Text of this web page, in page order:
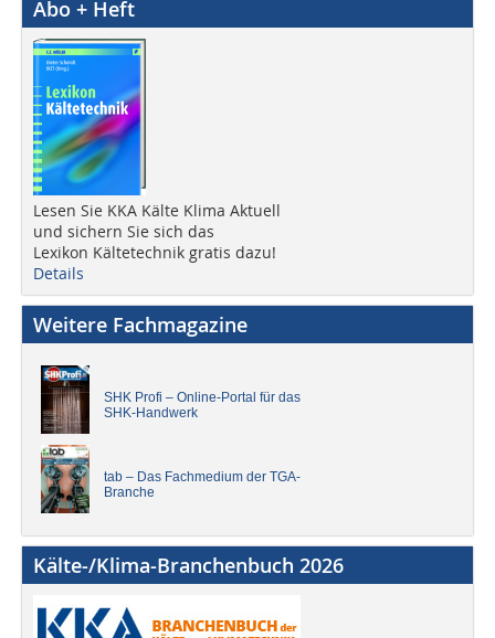
Abo + Heft
Lesen Sie KKA Kälte Klima Aktuell
und sichern Sie sich das
Lexikon Kältetechnik gratis dazu!
Details
Weitere Fachmagazine
SHK Profi – Online-Portal für das
SHK-Handwerk
tab – Das Fachmedium der TGA-
Branche
Kälte-/Klima-Branchenbuch 2026